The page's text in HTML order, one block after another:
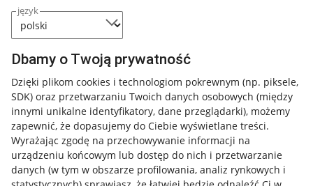
język
Dbamy o Twoją prywatność
Dzięki plikom cookies i technologiom pokrewnym (np. piksele,
SDK) oraz przetwarzaniu Twoich danych osobowych (między
innymi unikalne identyfikatory, dane przeglądarki), możemy
zapewnić, że dopasujemy do Ciebie wyświetlane treści.
Wyrażając zgodę na przechowywanie informacji na
urządzeniu końcowym lub dostęp do nich i przetwarzanie
danych (w tym w obszarze profilowania, analiz rynkowych i